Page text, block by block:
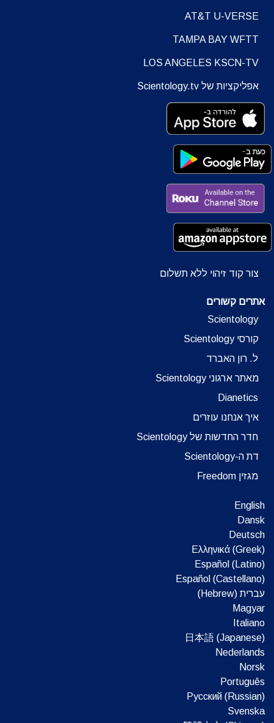
AT&T U-VERSE
TAMPA BAY WFTT
LOS ANGELES KSCN-TV
אפליקציות של Scientology.tv
צור קוד זיהוי ללא תשלום
אתרים קשורים
Scientology
קורסי Scientology
ל. רון האברד
מאתר ארגוני Scientology
Dianetics
איך אנחנו עוזרים
חדר החדשות של Scientology
דת ה-Scientology
מגזין Freedom
English
Dansk
Deutsch
Ελληνικά (Greek)
Español (Latino)
Español (Castellano)
עברית (Hebrew)‏
Magyar
Italiano
日本語 (Japanese)
Nederlands
Norsk
Português
Русский (Russian)
Svenska